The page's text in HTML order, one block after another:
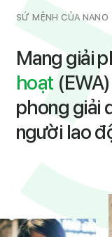
SỨ MỆNH CỦA NANO
Mang giải
hoạt
phong giải
người lao